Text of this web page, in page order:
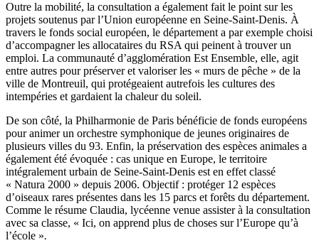
Outre la mobilité, la consultation a également fait le point sur les
projets soutenus par l’Union européenne en Seine-Saint-Denis. À
travers le fonds social européen, le département a par exemple choisi
d’accompagner les allocataires du RSA qui peinent à trouver un
emploi. La communauté d’agglomération Est Ensemble, elle, agit
entre autres pour préserver et valoriser les « murs de pêche » de la
ville de Montreuil, qui protégeaient autrefois les cultures des
intempéries et gardaient la chaleur du soleil.
De son côté, la Philharmonie de Paris bénéficie de fonds européens
pour animer un orchestre symphonique de jeunes originaires de
plusieurs villes du 93. Enfin, la préservation des espèces animales a
également été évoquée : cas unique en Europe, le territoire
intégralement urbain de Seine-Saint-Denis est en effet classé
« Natura 2000 » depuis 2006. Objectif : protéger 12 espèces
d’oiseaux rares présentes dans les 15 parcs et forêts du département.
Comme le résume Claudia, lycéenne venue assister à la consultation
avec sa classe, « Ici, on apprend plus de choses sur l’Europe qu’à
l’école ».